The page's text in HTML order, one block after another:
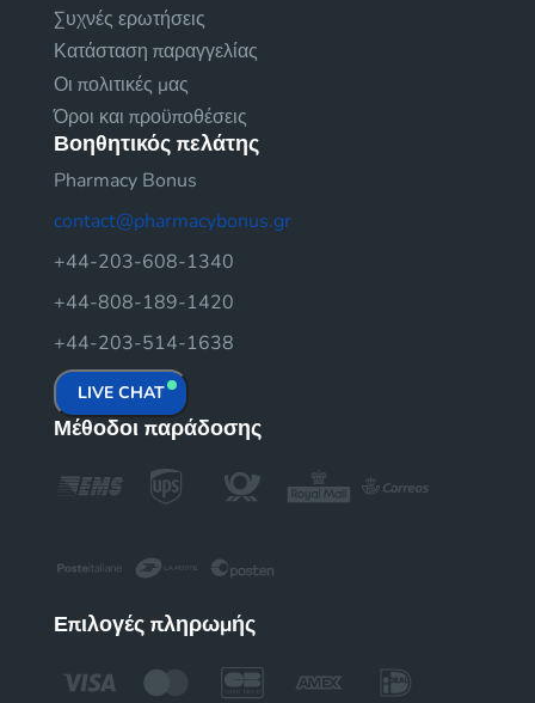
Συχνές ερωτήσεις
Κατάσταση παραγγελίας
Οι πολιτικές μας
Όροι και προϋποθέσεις
Βοηθητικός πελάτης
Pharmacy Bonus
contact@pharmacybonus.gr
+44-203-608-1340
+44-808-189-1420
+44-203-514-1638
LIVE CHAT
Μέθοδοι παράδοσης
Επιλογές πληρωμής